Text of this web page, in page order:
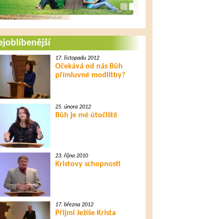
17. listopadu 2012
Očekává od nás Bůh
přímluvné modlitby?
25. února 2012
Bůh je mé útočiště
23. října 2010
Kristovy schopnosti
17. března 2012
Přijmi Ježíše Krista